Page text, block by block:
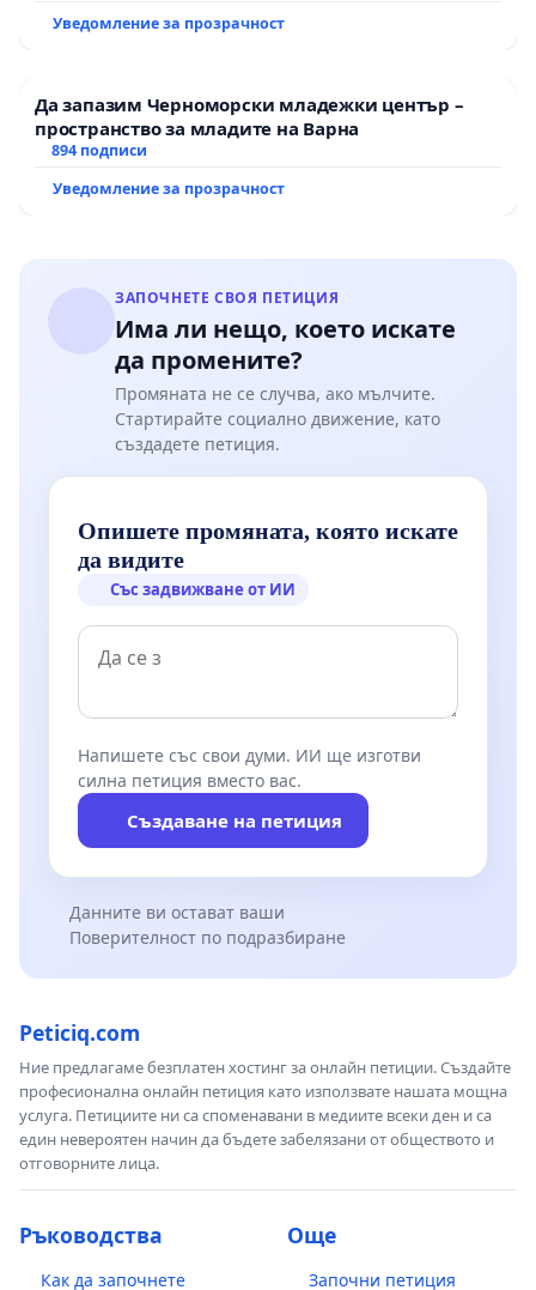
Мирово - к.к. Момин проход
Уведомление за прозрачност
Да запазим Черноморски младежки център –
пространство за младите на Варна
894 подписи
Уведомление за прозрачност
ЗАПОЧНЕТЕ СВОЯ ПЕТИЦИЯ
Има ли нещо, което искате
да промените?
Промяната не се случва, ако мълчите.
Стартирайте социално движение, като
създадете петиция.
Опишете промяната, която искате
да видите
Със задвижване от ИИ
Напишете със свои думи. ИИ ще изготви
силна петиция вместо вас.
Създаване на петиция
Данните ви остават ваши
Поверителност по подразбиране
Peticiq.com
Ние предлагаме безплатен хостинг за онлайн петиции. Създайте
професионална онлайн петиция като използвате нашата мощна
услуга. Петициите ни са споменавани в медиите всеки ден и са
един невероятен начин да бъдете забелязани от обществото и
отговорните лица.
Ръководства
Как да започнете
Още
Започни петиция